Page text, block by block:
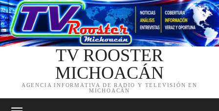
TV ROOSTER
MICHOACÁN
AGENCIA INFORMATIVA DE RADIO Y TELEVISIÓN EN
MICHOACÁN